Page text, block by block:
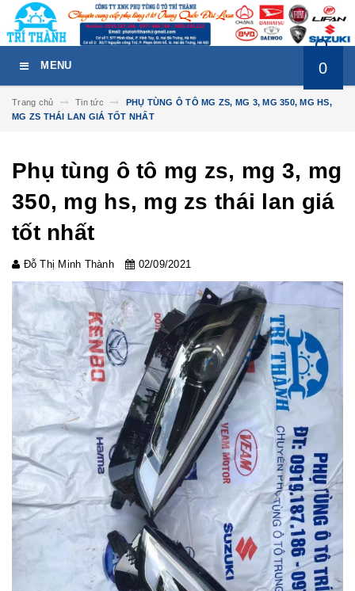
MENU 0
Trang chủ Tin tức
PHỤ TÙNG Ô TÔ MG ZS, MG 3, MG 350, MG HS,
MG ZS THÁI LAN GIÁ TỐT NHẤT
Phụ tùng ô tô mg zs, mg 3, mg
350, mg hs, mg zs thái lan giá
tốt nhất
Đỗ Thị Minh Thành 02/09/2021